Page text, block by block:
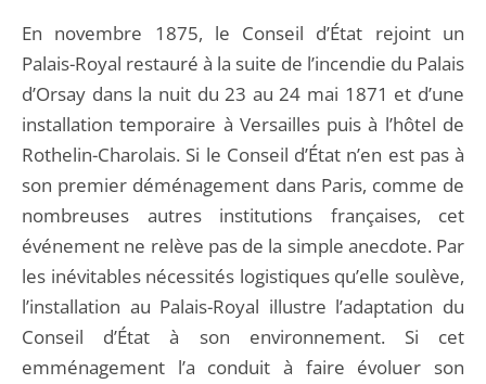
En novembre 1875, le Conseil d’État rejoint un
Palais-Royal restauré à la suite de l’incendie du Palais
d’Orsay dans la nuit du 23 au 24 mai 1871 et d’une
installation temporaire à Versailles puis à l’hôtel de
Rothelin-Charolais. Si le Conseil d’État n’en est pas à
son premier déménagement dans Paris, comme de
nombreuses autres institutions françaises, cet
événement ne relève pas de la simple anecdote. Par
les inévitables nécessités logistiques qu’elle soulève,
l’installation au Palais-Royal illustre l’adaptation du
Conseil d’État à son environnement. Si cet
emménagement l’a conduit à faire évoluer son